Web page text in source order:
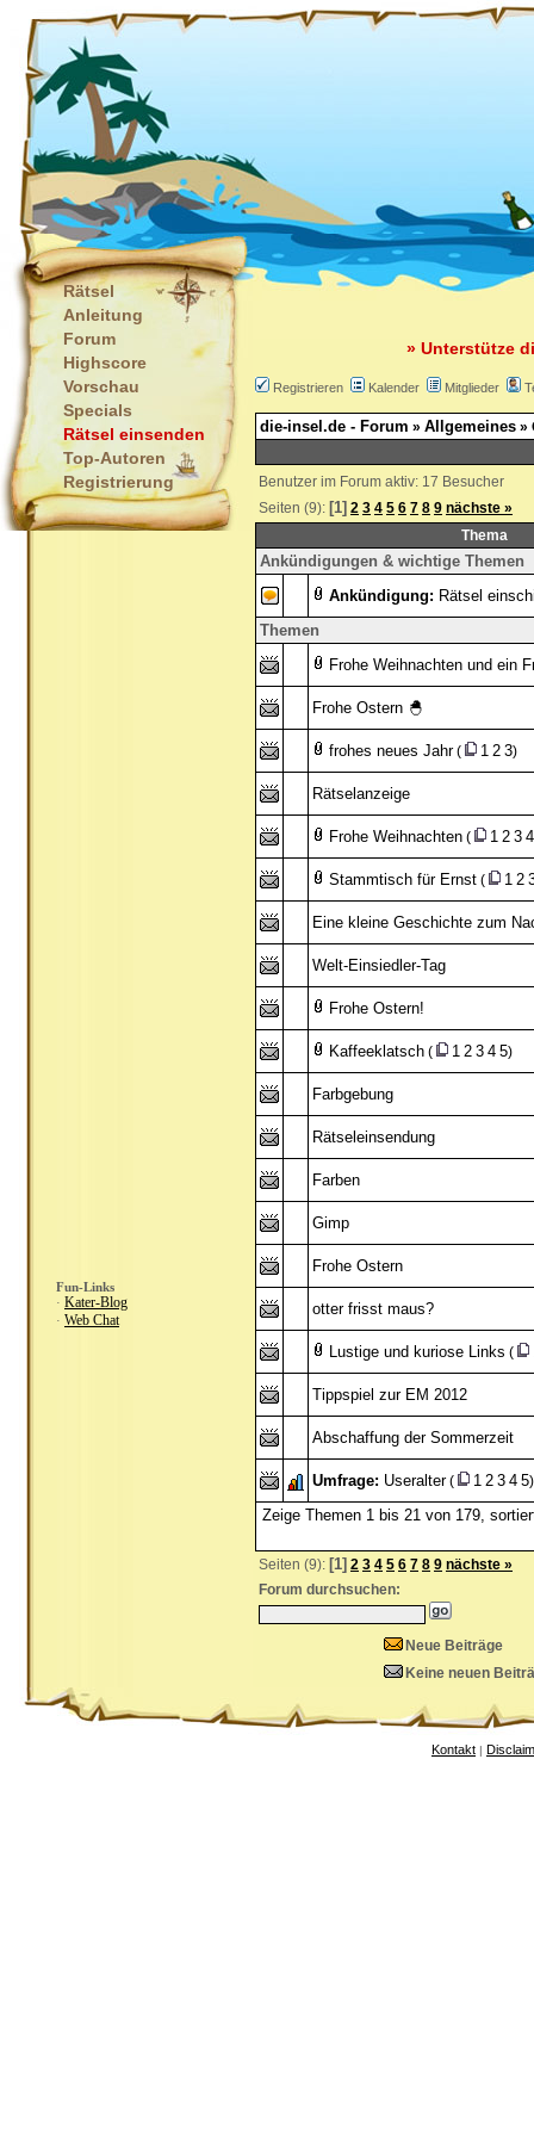
Rätsel
Anleitung
Forum
Highscore
Vorschau
Specials
Rätsel einsenden
Top-Autoren
Registrierung
Fun-Links
· Kater-Blog
· Web Chat
» Unterstütze
Registrieren Kalender Mitglieder
die-insel.de - Forum » Allgemeines »
Benutzer im Forum aktiv: 17 Besucher
Seiten (9): [1] 2 3 4 5 6 7 8 9 nächste »
Thema
Ankündigungen & wichtige Themen
Ankündigung: Rätsel
Themen
Frohe Weihnachten und ein
Frohe Ostern 🐣
frohes neues Jahr( 1 2 3)
Rätselanzeige
Frohe Weihnachten ( 1 2 3 4
Stammtisch für Ernst ( 1 2
Eine kleine Geschichte zum
Welt-Einsiedler-Tag
Frohe Ostern!
Kaffeeklatsch ( 1 2 3 4 5)
Farbgebung
Rätseleinsendung
Farben
Gimp
Frohe Ostern
otter frisst maus?
Lustige und kuriose Links (
Tippspiel zur EM 2012
Abschaffung der Sommerzeit
Umfrage: Useralter( 1 2 3 4 5)
Zeige Themen 1 bis 21 von 179,
Seiten (9): [1] 2 3 4 5 6 7 8 9 nächste »
Forum durchsuchen:
Neue Beiträge
Keine neuen
Kontakt |